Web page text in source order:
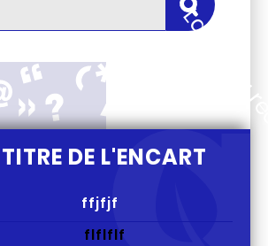
TITRE DE L'ENCART
ffjfjf
flflflf